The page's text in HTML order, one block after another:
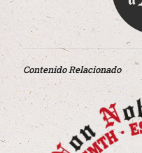
Contenido Relacionado